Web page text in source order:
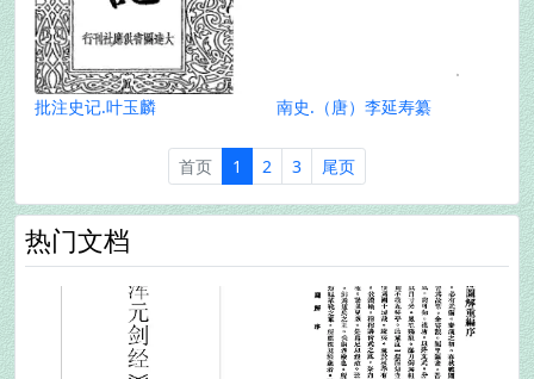
批注史记.叶玉麟 南史.（唐）李延寿纂
首页 1 2 3 尾页
热门文档